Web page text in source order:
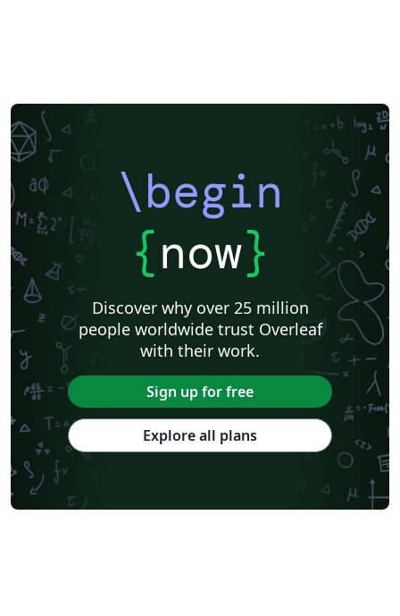
\begin
{now}
Discover why over 25 million
people worldwide trust Overleaf
with their work.
Sign up for free
Explore all plans